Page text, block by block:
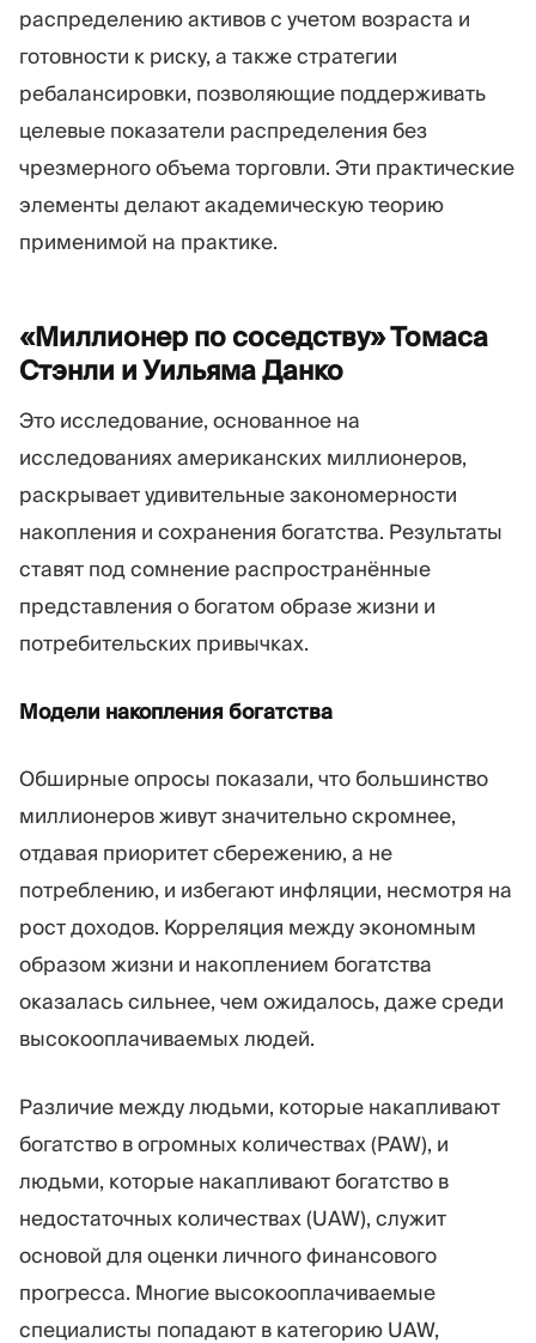
распределению активов с учетом возраста и
готовности к риску, а также стратегии
ребалансировки, позволяющие поддерживать
целевые показатели распределения без
чрезмерного объема торговли. Эти практические
элементы делают академическую теорию
применимой на практике.
«Миллионер по соседству» Томаса
Стэнли и УильямаДанко
Это исследование, основанное на
исследованиях американских миллионеров,
раскрывает удивительные закономерности
накопления и сохранения богатства. Результаты
ставят под сомнение распространённые
представления о богатом образе жизни и
потребительских привычках.
Модели накопления богатства
Обширные опросы показали, что большинство
миллионеров живут значительно скромнее,
отдавая приоритет сбережению, а не
потреблению, и избегают инфляции, несмотря на
рост доходов. Корреляция между экономным
образом жизни и накоплением богатства
оказалась сильнее, чем ожидалось, даже среди
высокооплачиваемых людей.
Различие между людьми, которые накапливают
богатство в огромных количествах (PAW), и
людьми, которые накапливают богатство в
недостаточных количествах (UAW), служит
основой для оценки личного финансового
прогресса. Многие высокооплачиваемые
специалисты попадают в категорию UAW,